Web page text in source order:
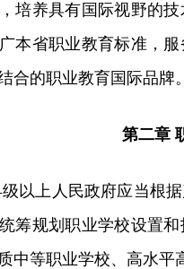
培养具有国际视野的
本省职业教育标准，
合的职业教育国际品牌。
第二章
以上人民政府应当根
筹规划职业学校设置
中等职业学校、高水平